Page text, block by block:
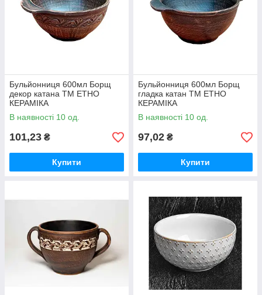
Бульйонниця 600мл Борщ
декор катана ТМ ЕТНО
КЕРАМІКА
В наявності 10 од.
101,23 ₴
Купити
Бульйонниця 600мл Борщ
гладка катан ТМ ЕТНО
КЕРАМІКА
В наявності 10 од.
97,02 ₴
Купити